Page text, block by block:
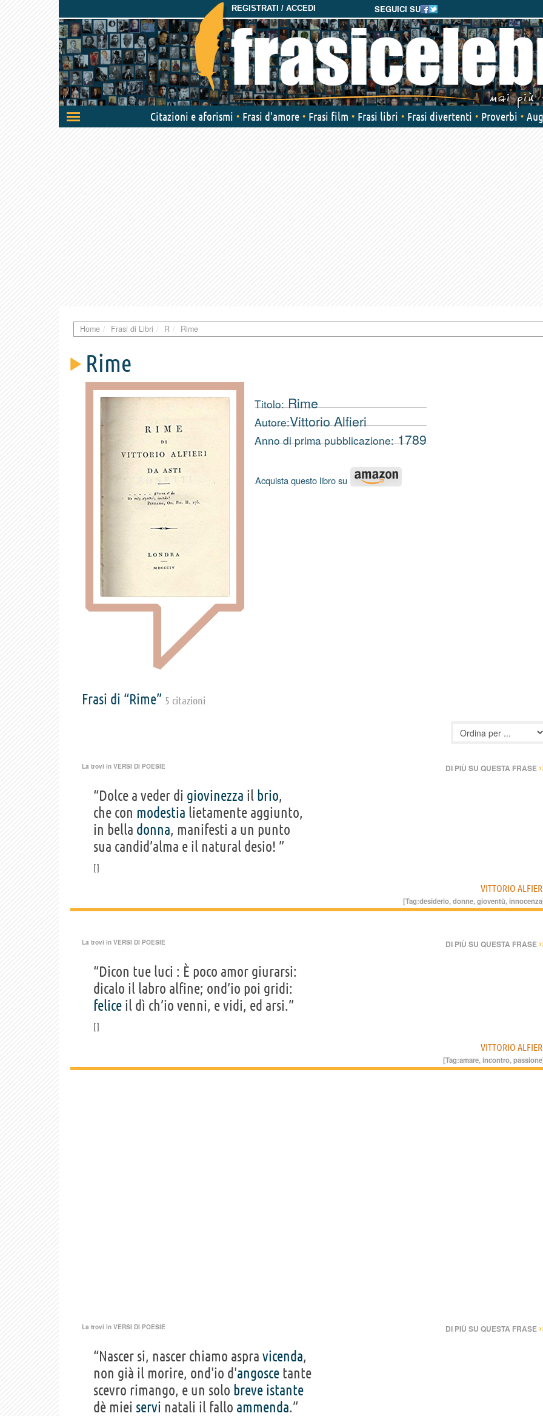
SEGUICI SU
REGISTRATI / ACCEDI
Attiva/disattiva
navigazione
Citazioni e aforismi Frasi d'amore Frasi film Frasi libri Frasi divertenti Proverbi
Home Frasi di Libri R Rime
Rime
Titolo:Rime
Autore:Vittorio Alfieri
Anno di prima pubblicazione:1789
Acquista questo libro su
Frasi di “Rime” 5 citazioni
La trovi in VERSI DI POESIE DI PIÙ SU QUESTA FRASE
“Dolce a veder di giovinezza il brio,
che con modestia lietamente aggiunto,
in bella donna, manifesti a un punto
sua candid’alma e il natural desio! ”
VITTORIO
[Tag:desiderio,donne,gioventù,innocenza
La trovi in VERSI DI POESIE DI PIÙ SU QUESTA FRASE
“Dicon tue luci : È poco amor giurarsi:
dicalo il labro alfine; ond’io poi gridi:
felice il dì ch’io venni, e vidi, ed arsi.”
VITTORIO
[Tag:amare,incontro,passione
La trovi in VERSI DI POESIE DI PIÙ SU QUESTA FRASE
“Nascer si, nascer chiamo aspra vicenda,
non già il morire, ond'io d'angosce tante
scevro rimango, e un solo breve istante
dè miei servi natali il fallo ammenda.”